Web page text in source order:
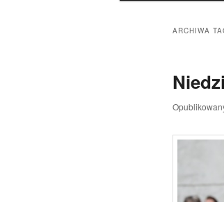
ARCHIWA